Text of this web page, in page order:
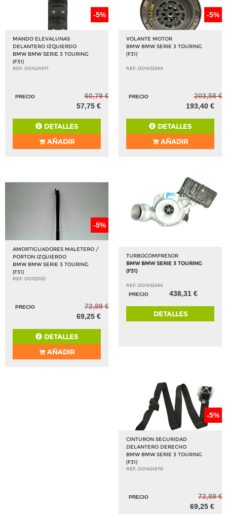
-5%
MANDO ELEVALUNAS
DELANTERO IZQUIERDO
BMW BMW SERIE 3 TOURING
(F31)
REF: DO1424971
PRECIO
60,79 €
57,75 €
DETALLES
AÑADIR
-5%
VOLANTE MOTOR
BMW BMW SERIE 3 TOURING
(F31)
REF: DO1432499
PRECIO
203,58 €
193,40 €
DETALLES
AÑADIR
-5%
AMORTIGUADORES MALETERO /
PORTON IZQUIERDO
BMW BMW SERIE 3 TOURING
(F31)
REF: DO1231121
PRECIO
72,89 €
69,25 €
DETALLES
AÑADIR
TURBOCOMPRESOR
BMW BMW SERIE 3 TOURING
(F31)
REF: DO1432496
PRECIO
438,31 €
DETALLES
-5%
CINTURON SEGURIDAD
DELANTERO DERECHO
BMW BMW SERIE 3 TOURING
(F31)
REF: DO1424978
PRECIO
72,89 €
69,25 €